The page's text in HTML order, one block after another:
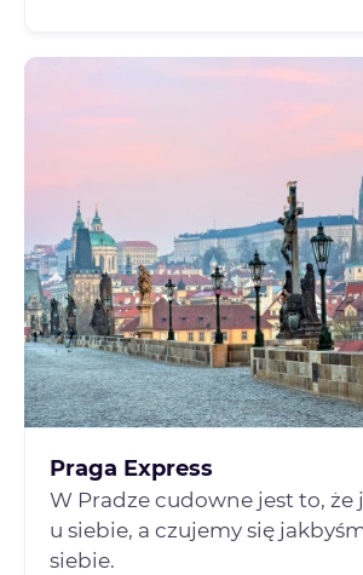
Praga Express
W Pradze cudowne jest to, że
u siebie, a czujemy się
siebie.